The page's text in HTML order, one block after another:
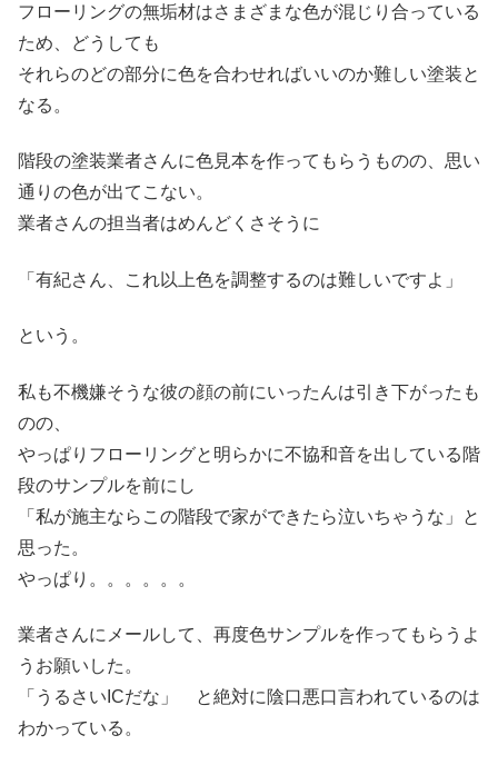
フローリングの無垢材はさまざまな色が混じり合っている
ため、どうしても
それらのどの部分に色を合わせればいいのか難しい塗装と
なる。
階段の塗装業者さんに色見本を作ってもらうものの、思い
通りの色が出てこない。
業者さんの担当者はめんどくさそうに
「有紀さん、これ以上色を調整するのは難しいですよ」
という。
私も不機嫌そうな彼の顔の前にいったんは引き下がったも
のの、
やっぱりフローリングと明らかに不協和音を出している階
段のサンプルを前にし
「私が施主ならこの階段で家ができたら泣いちゃうな」と
思った。
やっぱり。。。。。。
業者さんにメールして、再度色サンプルを作ってもらうよ
うお願いした。
「うるさいICだな」 と絶対に陰口悪口言われているのは
わかっている。